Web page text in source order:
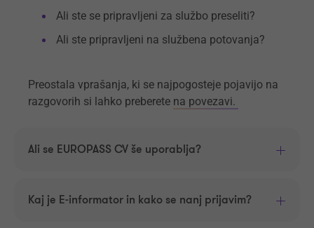
Ali ste se pripravljeni za službo preseliti?
Ali ste pripravljeni na službena potovanja?
Preostala vprašanja, ki se najpogosteje pojavijo na
razgovorih si lahko preberete na povezavi.
Ali se EUROPASS CV še uporablja?
Kaj je E-informator in kako se nanj prijavim?